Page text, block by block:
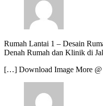
Rumah Lantai 1 – Desain
Denah Rumah dan Klinik di
[…] Download Image More